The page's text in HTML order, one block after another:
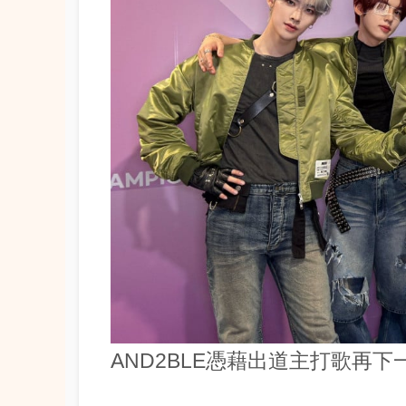
AND2BLE憑藉出道主打歌再下